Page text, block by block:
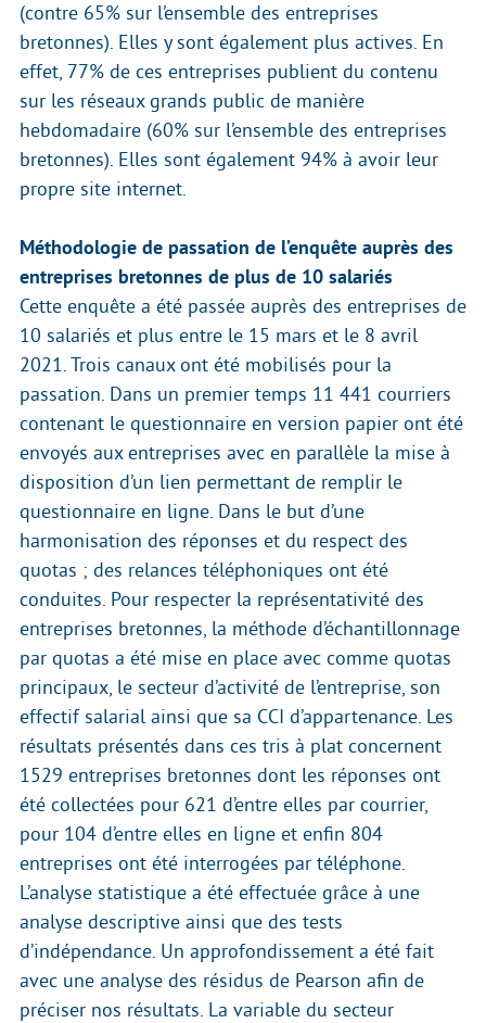
(contre 65% sur l’ensemble des entreprises
bretonnes). Elles y sont également plus actives. En
effet, 77% de ces entreprises publient du contenu
sur les réseaux grands public de manière
hebdomadaire (60% sur l’ensemble des entreprises
bretonnes). Elles sont également 94% à avoir leur
propre site internet.
Méthodologie de passation de l’enquête auprès des
entreprises bretonnes de plus de 10 salariés
Cette enquête a été passée auprès des entreprises de
10 salariés et plus entre le 15 mars et le 8 avril
2021. Trois canaux ont été mobilisés pour la
passation. Dans un premier temps 11 441 courriers
contenant le questionnaire en version papier ont été
envoyés aux entreprises avec en parallèle la mise à
disposition d’un lien permettant de remplir le
questionnaire en ligne. Dans le but d’une
harmonisation des réponses et du respect des
quotas ; des relances téléphoniques ont été
conduites. Pour respecter la représentativité des
entreprises bretonnes, la méthode d’échantillonnage
par quotas a été mise en place avec comme quotas
principaux, le secteur d’activité de l’entreprise, son
effectif salarial ainsi que sa CCI d’appartenance. Les
résultats présentés dans ces tris à plat concernent
1529 entreprises bretonnes dont les réponses ont
été collectées pour 621 d’entre elles par courrier,
pour 104 d’entre elles en ligne et enfin 804
entreprises ont été interrogées par téléphone.
L’analyse statistique a été effectuée grâce à une
analyse descriptive ainsi que des tests
d’indépendance. Un approfondissement a été fait
avec une analyse des résidus de Pearson afin de
préciser nos résultats. La variable du secteur